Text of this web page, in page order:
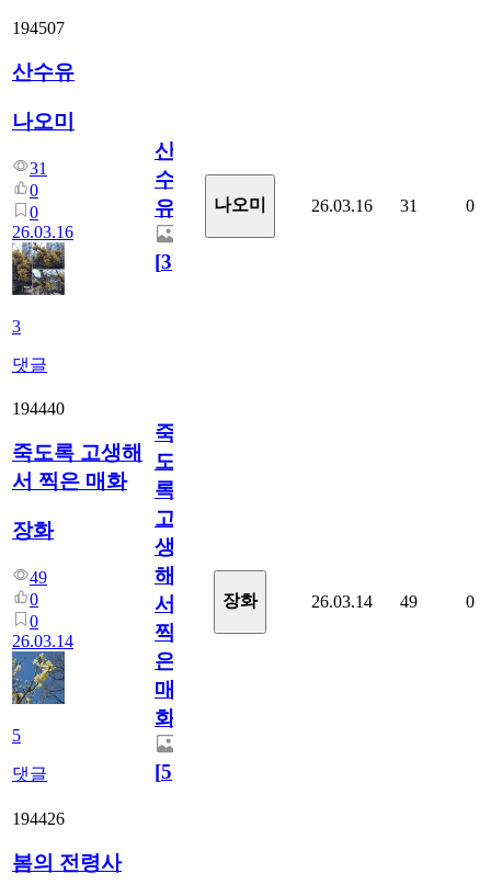
194507
산수유
나오미
31
0
0
26.03.16
3
댓글
산
수
유
[3]
나오미 26.03.16 31 0
194440
죽도록 고생해
서 찍은 매화
장화
49
0
0
26.03.14
5
댓글
죽
도
록
고
생
해
서
찍
은
매
화
[5]
장화 26.03.14 49 0
194426
봄의 전령사